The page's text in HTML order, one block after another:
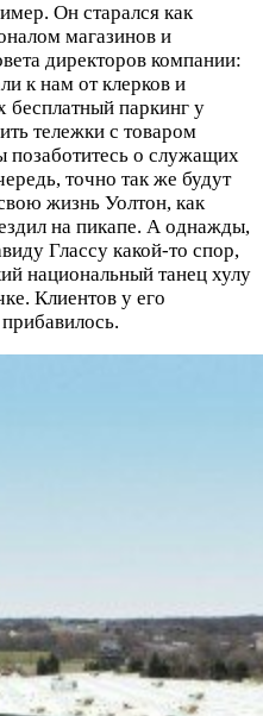
Он старался как
магазинов и
директоров компании:
к нам от клерков и
бесплатный паркинг у
тележки с товаром
о служащих
точно так же будут
жизнь Уолтон, как
на пикапе. А однажды,
Глассу какой-то спор,
национальный танец хулу
Клиентов у его